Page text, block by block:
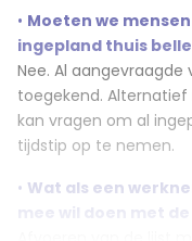
• Moeten we
ingepland thuis
Nee. Al
toegekend.
kan vragen om al
tijdstip op te nemen.
• Wat als een